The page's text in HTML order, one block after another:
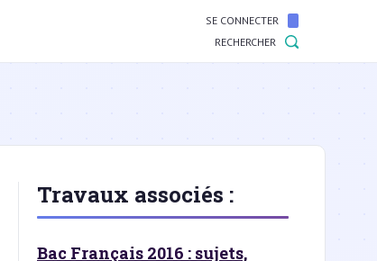
SE CONNECTER
RECHERCHER
Travaux associés :
Bac Français 2016 : sujets,